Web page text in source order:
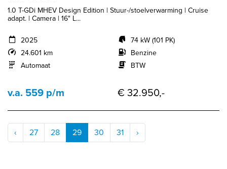
1.0 T-GDi MHEV Design Edition | Stuur-/stoelverwarming | Cruise
adapt. | Camera | 16" L...
2025
24.601 km
Automaat
74 kW (101 PK)
Benzine
BTW
v.a. 559 p/m € 32.950,-
‹ 27 28 29 30 31 ›